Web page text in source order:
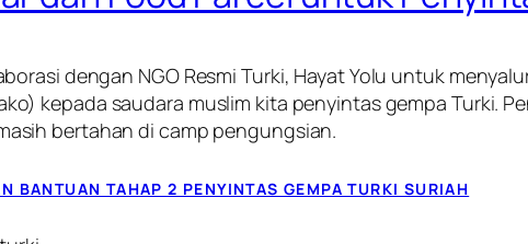
dengan NGO Resmi Turki, Hayat Yolu untuk
kepada saudara muslim kita penyintas gempa Turki.
bertahan di camp pengungsian.
BANTUAN TAHAP 2 PENYINTAS GEMPA TURKI SURIAH